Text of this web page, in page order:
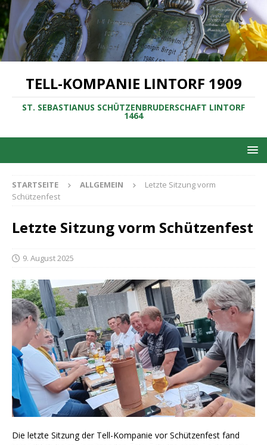
TELL-KOMPANIE LINTORF 1909
ST. SEBASTIANUS SCHÜTZENBRUDERSCHAFT LINTORF
1464
STARTSEITE ALLGEMEIN
Letzte Sitzung vorm
Schützenfest
Letzte Sitzung vorm Schützenfest
9. August 2025
Die letzte Sitzung der Tell-Kompanie vor Schützenfest fand